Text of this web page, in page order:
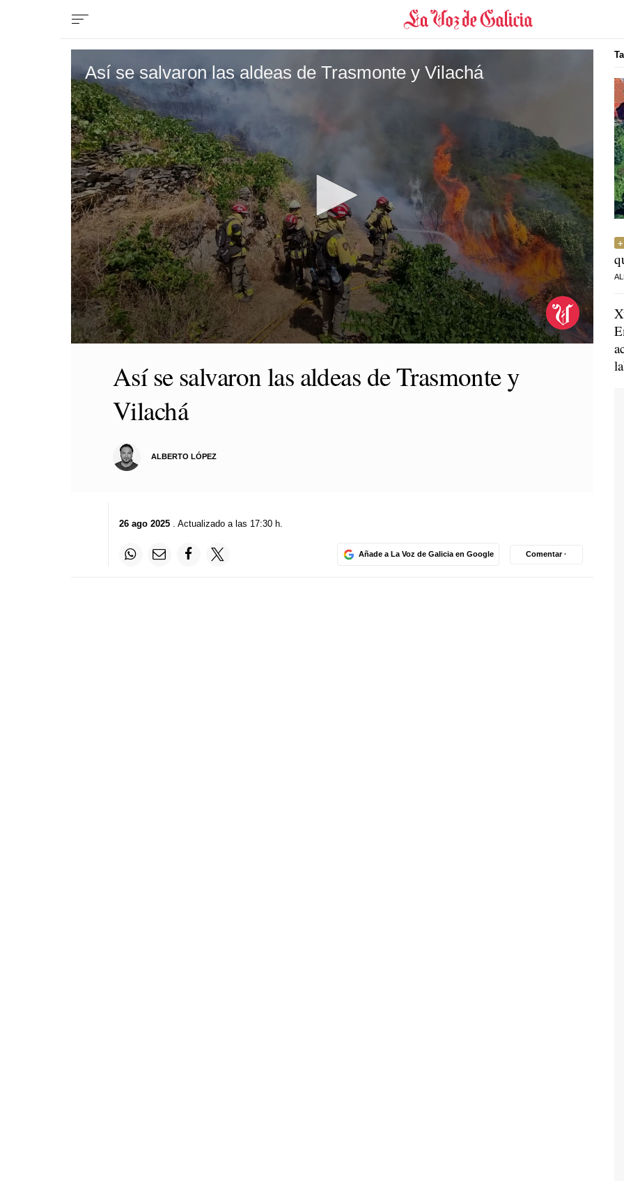
Así se salvaron las aldeas de Trasmonte y Vilachá
Así se salvaron las aldeas de Trasmonte y
Vilachá
ALBERTO LÓPEZ
26 ago 2025. Actualizado a las 17:30 h.
Añade a La Voz de Galicia en Google Comentar ·